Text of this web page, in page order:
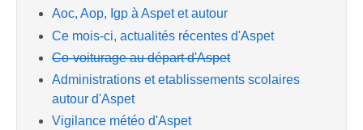
Aoc, Aop, Igp à Aspet et autour
Ce mois-ci, actualités récentes d'Aspet
Co-voiturage au départ d'Aspet
Administrations et etablissements scolaires
autour d'Aspet
Vigilance météo d'Aspet